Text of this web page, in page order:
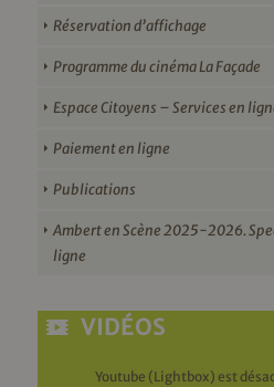
Réservation d’affichage
Programme du cinéma La Façade
Espace Citoyens – Services en
Paiement en ligne
Publications
Ambert en Scène 2025-2026.
ligne
VIDÉOS
Youtube (Lightbox) est